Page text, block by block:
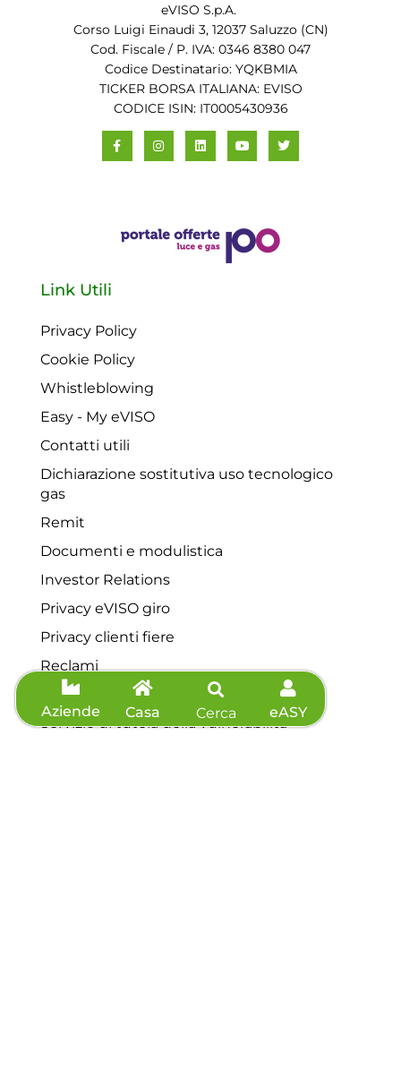
Aziende Casa Cerca eASY
eVISO S.p.A.
Corso Luigi Einaudi 3, 12037 Saluzzo (CN)
Cod. Fiscale / P. IVA: 0346 8380 047
Codice Destinatario: YQKBMIA
TICKER BORSA ITALIANA: EVISO
CODICE ISIN: IT0005430936
Link Utili
Privacy Policy
Cookie Policy
Whistleblowing
Easy - My eVISO
Contatti utili
Dichiarazione sostitutiva uso tecnologico
gas
Remit
Documenti e modulistica
Investor Relations
Privacy eVISO giro
Privacy clienti fiere
Reclami
Contributo straordinario
Servizio di tutela della vulnerabilità